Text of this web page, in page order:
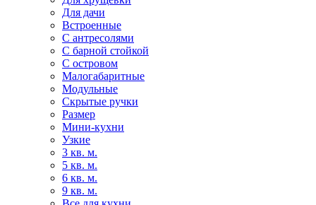
Для дачи
Встроенные
С антресолями
С барной стойкой
С островом
Малогабаритные
Модульные
Скрытые ручки
Размер
Мини-кухни
Узкие
3 кв. м.
5 кв. м.
6 кв. м.
9 кв. м.